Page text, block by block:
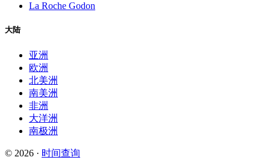
La Roche Godon
大陆
亚洲
欧洲
北美洲
南美洲
非洲
大洋洲
南极洲
© 2026 · 时间查询